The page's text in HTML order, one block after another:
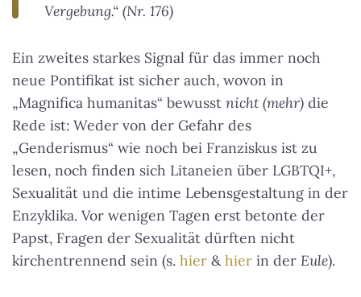
Vergebung.“ (Nr. 176)
Ein zweites starkes Signal für das immer noch
neue Pontifikat ist sicher auch, wovon in
„Magnifica humanitas“ bewusst nicht (mehr) die
Rede ist: Weder von der Gefahr des
„Genderismus“ wie noch bei Franziskus ist zu
lesen, noch finden sich Litaneien über LGBTQI+,
Sexualität und die intime Lebensgestaltung in der
Enzyklika. Vor wenigen Tagen erst betonte der
Papst, Fragen der Sexualität dürften nicht
kirchentrennend sein (s. hier &hier in der Eule).